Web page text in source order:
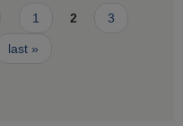
1 2 3
last »